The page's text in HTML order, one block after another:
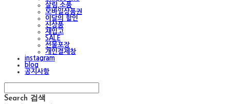
살림,소품
모바일상품권
이달의 할인
신상품
재입고
SALE
선물포장
개인결제창
instagram
blog
공지사항
Search 검색